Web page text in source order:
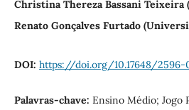
Christina Thereza Bassani Teixeira
Renato Gonçalves Furtado
DOI: https://doi.org/10.17648/2596-
Palavras-chave: Ensino Médio; Jogo